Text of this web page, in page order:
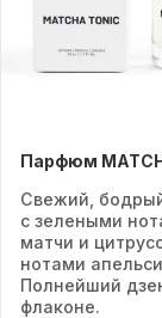
Парфюм
Свежий,
с зелеными
матчи и
нотами
Полнейший
флаконе.